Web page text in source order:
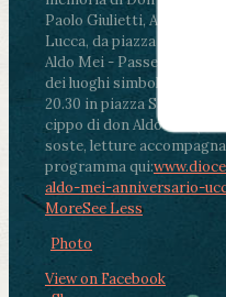
Paolo Giulietti,
Lucca, da piazza San
Aldo Mei - Passeggiata
dei luoghi simbolo della
20.30 in piazza San
cippo di don Aldo Mei
soste, letture
programma qui:
aldo-mei-anniversario-
MoreSee Less
Photo
View on Facebook